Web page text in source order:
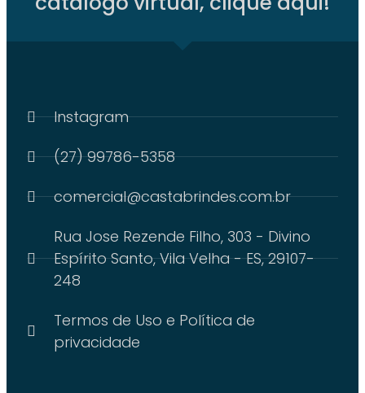
Instagram
(27) 99786-5358
comercial@castabrindes.com.br
Rua Jose Rezende Filho, 303 - Divino
Espírito Santo, Vila Velha - ES, 29107-
248
Termos de Uso e Política de
privacidade